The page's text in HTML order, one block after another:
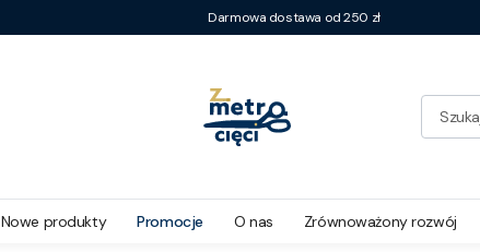
Darmowa dostawa od 250 zł
Nowe produkty Promocje O nas Zrównoważony rozwój